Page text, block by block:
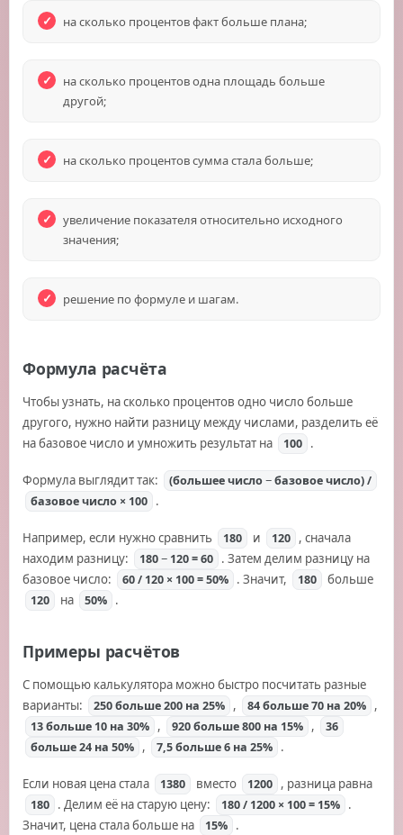
на сколько процентов факт больше плана;
на сколько процентов одна площадь больше
другой;
на сколько процентов сумма стала больше;
увеличение показателя относительно исходного
значения;
решение по формуле и шагам.
Формула расчёта
Чтобы узнать, на сколько процентов одно число больше
другого, нужно найти разницу между числами, разделить её
на базовое число и умножить результат на
100 .
Формула выглядит так:
(большее число − базовое число) /
базовое число × 100 .
Например, если нужно сравнить 180 и 120 , сначала
находим разницу:
180 − 120 = 60 . Затем делим разницу на
базовое число:
60 / 120 × 100 = 50% . Значит, 180 больше
120 на 50% .
Примеры расчётов
С помощью калькулятора можно быстро посчитать разные
варианты:
250 больше 200 на 25% , 84 больше 70 на 20% ,
13 больше 10 на 30% , 920 больше 800 на 15% ,
36
больше 24 на 50% , 7,5 больше 6 на 25% .
Если новая цена стала 1380 вместо 1200 , разница равна
180 . Делим её на старую цену: 180 / 1200 × 100 = 15% .
Значит, цена стала больше на
15% .